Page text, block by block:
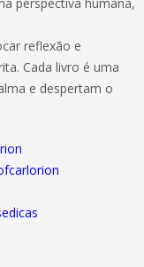
reflexão e
Cada livro é uma
e despertam o